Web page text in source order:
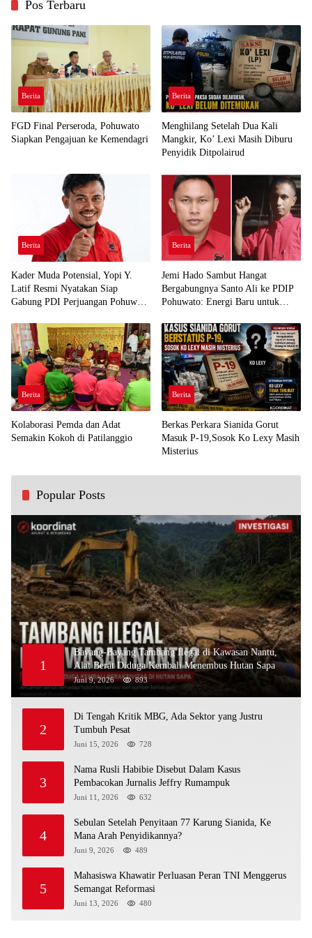
Pos Terbaru
Berita
FGD Final Perseroda, Pohuwato
Siapkan Pengajuan ke Kemendagri
Berita
Menghilang Setelah Dua Kali
Mangkir, Ko’ Lexi Masih Diburu
Penyidik Ditpolairud
Berita
Kader Muda Potensial, Yopi Y.
Latif Resmi Nyatakan Siap
Gabung PDI Perjuangan Pohuwato
Berita
Jemi Hado Sambut Hangat
Bergabungnya Santo Ali ke PDIP
Pohuwato: Energi Baru untuk
Berita
Kolaborasi Pemda dan Adat
Semakin Kokoh di Patilanggio
Berita
Berkas Perkara Sianida Gorut
Masuk P-19,Sosok Ko Lexy Masih
Misterius
Popular Posts
1
Bayang-Bayang Tambang Ilegal di Kawasan Nantu,
Alat Berat Diduga Kembali Menembus Hutan Sapa
Juni 9, 2026 893
2
Di Tengah Kritik MBG, Ada Sektor yang Justru
Tumbuh Pesat
Juni 15, 2026 728
3
Nama Rusli Habibie Disebut Dalam Kasus
Pembacokan Jurnalis Jeffry Rumampuk
Juni 11, 2026 632
4
Sebulan Setelah Penyitaan 77 Karung Sianida, Ke
Mana Arah Penyidikannya?
Juni 9, 2026 489
5
Mahasiswa Khawatir Perluasan Peran TNI Menggerus
Semangat Reformasi
Juni 13, 2026 480